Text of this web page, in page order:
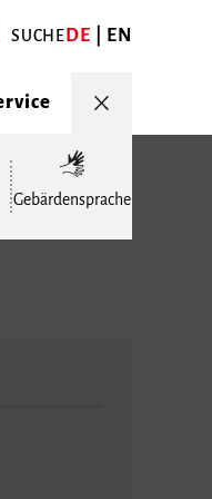
SUCHEDE EN
Gebärdensprache